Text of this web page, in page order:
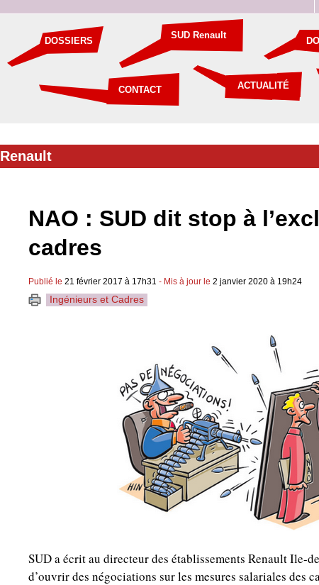
SUD Renault
ACTUALITÉ
DOSSIERS
CONTACT
Renault
NAO : SUD dit stop à
cadres
Publié le 21 février 2017 à 17h31 - Mis à jour le 2 janvier 2020 à 19h24
Ingénieurs et Cadres
SUD a écrit au directeur des établissements Renault Ile-
d’ouvrir des négociations sur les mesures salariales des